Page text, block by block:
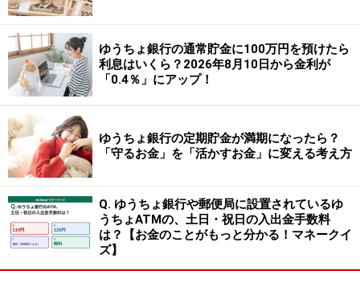
●デメリット
・満期前に解約すると預入期間内払戻金利が適用となり
金利が減少します。
・金利上昇局面で、より有利な商品に預け替えを検討し
たくても、満期までは柔軟に対応できません。
定額貯金の特徴
定額貯金は、定期貯金と異なり、柔軟な解約条件を持つ
ことが特徴です。
・預入期間：最長10年。ただし、6カ月後から自由に解
ゆうちょ銀行の通常貯金に100万円を預けたら
利息はいくら？2026年8月10日から金利が
「0.4％」にアップ！
ゆうちょ銀行の定期貯金が満期になったら？
「守るお金」を「活かすお金」に変える考え方
Q. ゆうちょ銀行や郵便局に設置されているゆ
うちょATMの、土日・祝日の入出金手数料
は？【お金のことがもっと分かる！マネークイ
ズ】